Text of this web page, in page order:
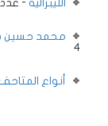
الليبرالية - عدد
محمد حسين
4
أنواع